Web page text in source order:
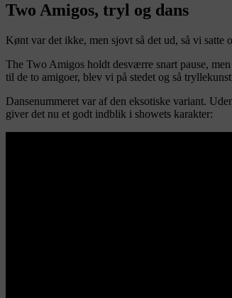
Two Amigos, tryl og dans
Kønt var det ikke, men sjovt så det ud, så vi satte
The Two Amigos holdt desværre snart pause,
til de to amigoer, blev vi på stedet og så
Dansenummeret var af den eksotiske variant.
giver det nu et godt indblik i showets karakter: